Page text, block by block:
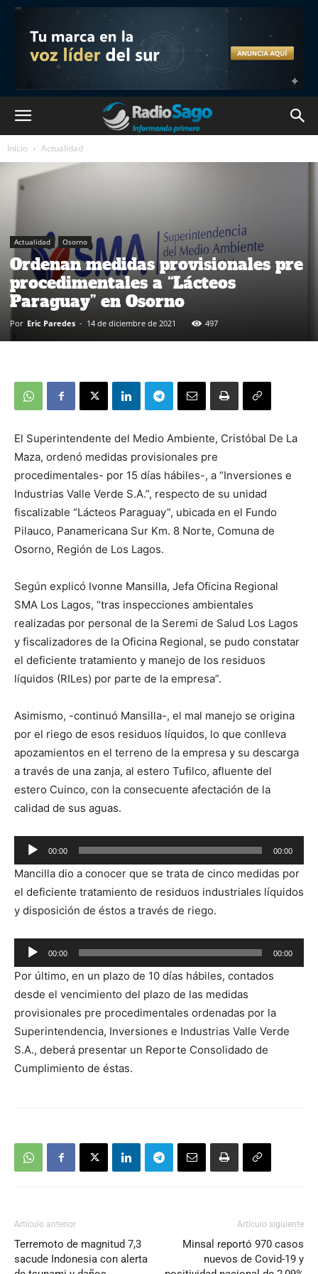
Inicio Actualidad
Actualidad Osorno
Ordenan medidas provisionales pre
procedimentales a “Lácteos
Paraguay” en Osorno
Por Eric Paredes - 14 de diciembre de 2021 497
El Superintendente del Medio Ambiente, Cristóbal De La
Maza, ordenó medidas provisionales pre
procedimentales- por 15 días hábiles-, a “Inversiones e
Industrias Valle Verde S.A.”, respecto de su unidad
fiscalizable “Lácteos Paraguay”, ubicada en el Fundo
Pilauco, Panamericana Sur Km. 8 Norte, Comuna de
Osorno, Región de Los Lagos.
Según explicó Ivonne Mansilla, Jefa Oficina Regional
SMA Los Lagos, “tras inspecciones ambientales
realizadas por personal de la Seremi de Salud Los Lagos
y fiscalizadores de la Oficina Regional, se pudo constatar
el deficiente tratamiento y manejo de los residuos
líquidos (RILes) por parte de la empresa”.
Asimismo, -continuó Mansilla-, el mal manejo se origina
por el riego de esos residuos líquidos, lo que conlleva
apozamientos en el terreno de la empresa y su descarga
a través de una zanja, al estero Tufilco, afluente del
estero Cuinco, con la consecuente afectación de la
calidad de sus aguas.
Reproductor
de
audio
00:00 00:00
Mancilla dio a conocer que se trata de cinco medidas por
el deficiente tratamiento de residuos industriales líquidos
y disposición de éstos a través de riego.
Reproductor
de
audio
00:00 00:00
Por último, en un plazo de 10 días hábiles, contados
desde el vencimiento del plazo de las medidas
provisionales pre procedimentales ordenadas por la
Superintendencia, Inversiones e Industrias Valle Verde
S.A., deberá presentar un Reporte Consolidado de
Cumplimiento de éstas.
Artículo anterior
Terremoto de magnitud 7,3
sacude Indonesia con alerta
Artículo siguiente
Minsal reportó 970 casos
nuevos de Covid-19 y